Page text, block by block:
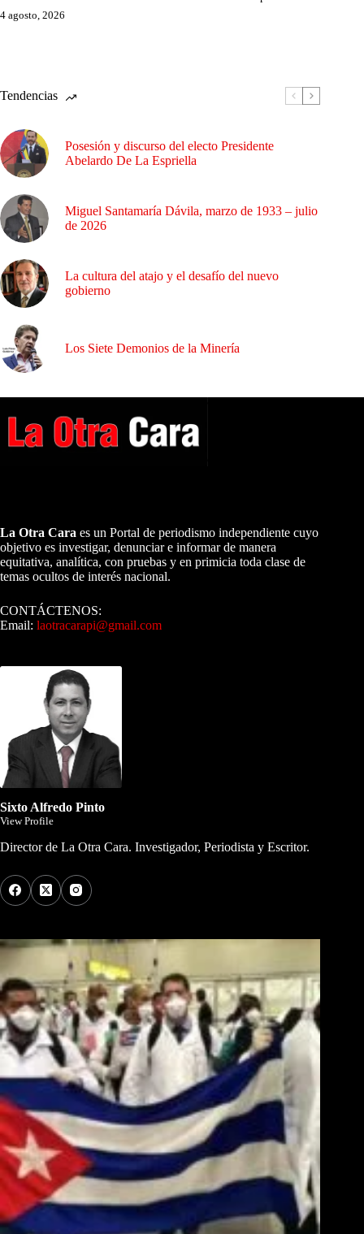
4 agosto, 2026
Tendencias
Posesión y discurso del electo Presidente
Abelardo De La Espriella
Miguel Santamaría Dávila, marzo de 1933 – julio
de 2026
La cultura del atajo y el desafío del nuevo
gobierno
Los Siete Demonios de la Minería
La Otra Cara es un Portal de periodismo independiente cuyo
objetivo es investigar, denunciar e informar de manera
equitativa, analítica, con pruebas y en primicia toda clase de
temas ocultos de interés nacional.
CONTÁCTENOS:
Email: laotracarapi@gmail.com
Sixto Alfredo Pinto
View Profile
Director de La Otra Cara. Investigador, Periodista y Escritor.